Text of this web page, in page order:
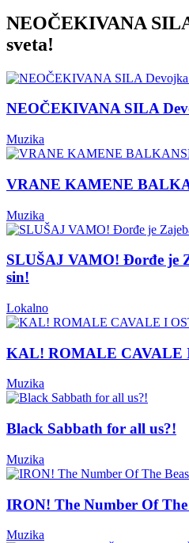
NEOČEKIVANA
sveta!
NEOČEKIVANA SILA
Muzika
VRANE KAMENE
Muzika
SLUŠAJ VAMO! Đorđe je
sin!
Lokalno
KAL! ROMALE CAVALE
Muzika
Black Sabbath for all us?!
Muzika
IRON! The Number Of The
Muzika